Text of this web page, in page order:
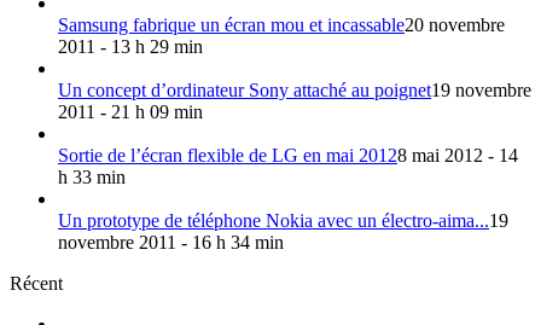
Samsung fabrique un écran mou et incassable20 novembre
2011 - 13 h 29 min
Un concept d’ordinateur Sony attaché au poignet19 novembre
2011 - 21 h 09 min
Sortie de l’écran flexible de LG en mai 20128 mai 2012 - 14
h 33 min
Un prototype de téléphone Nokia avec un électro-aima...19
novembre 2011 - 16 h 34 min
Récent